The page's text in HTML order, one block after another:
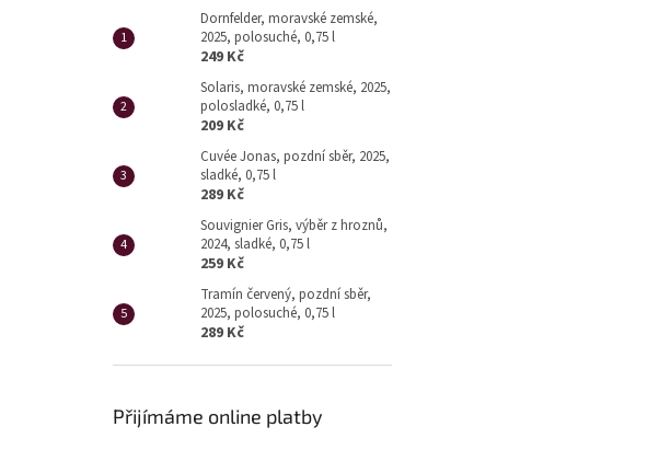
Dornfelder, moravské zemské,
2025, polosuché, 0,75 l
249 Kč
Solaris, moravské zemské, 2025,
polosladké, 0,75 l
209 Kč
Cuvée Jonas, pozdní sběr, 2025,
sladké, 0,75 l
289 Kč
Souvignier Gris, výběr z hroznů,
2024, sladké, 0,75 l
259 Kč
Tramín červený, pozdní sběr,
2025, polosuché, 0,75 l
289 Kč
Přijímáme online platby